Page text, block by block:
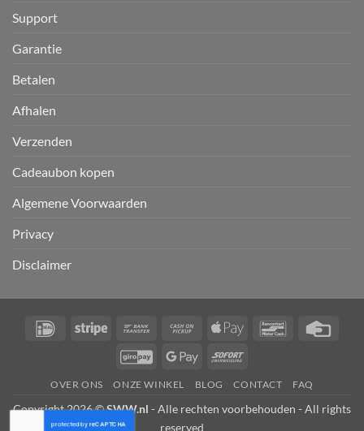
Support
Garantie
Betalen
Afhalen
Verzenden
Cadeaubon kopen
Algemene Voorwaarden
Privacy
Disclaimer
IDeal Stripe
Bank
Cash
Pickup
Apple
Bancontact
GiroPay Google
Sofort
OVER ONS ONZE WINKEL BLOG CONTACT FAQ
Copyright 2026 ©SWW.nl - Alle rechten voorbehouden - All rights
reserved